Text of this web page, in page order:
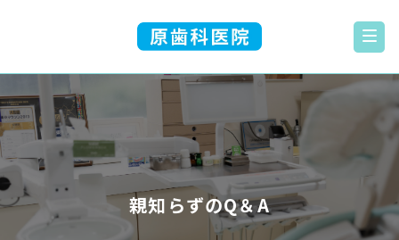
親知らずのQ＆A